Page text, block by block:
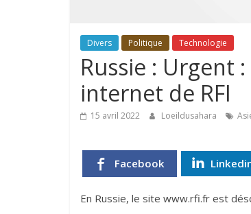
Divers Politique Technologie
Russie : Urgent
internet de RFI
15 avril 2022 Loeildusahara
Facebook
En Russie, le site www.rfi.fr est